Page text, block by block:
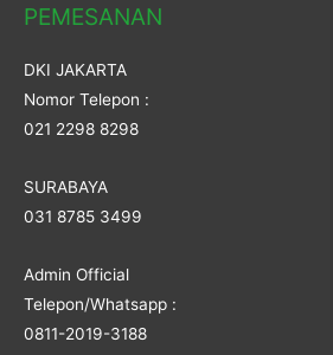
PEMESANAN
DKI JAKARTA
Nomor Telepon :
021 2298 8298
SURABAYA
031 8785 3499
Admin Official
Telepon/Whatsapp :
0811-2019-3188